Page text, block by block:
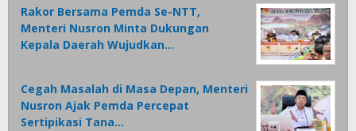
Rakor Bersama Pemda Se-NTT,
Menteri Nusron Minta Dukungan
Kepala Daerah Wujudkan…
Cegah Masalah di Masa Depan, Menteri
Nusron Ajak Pemda Percepat
Sertipikasi Tana…